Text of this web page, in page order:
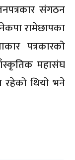
संगठन
रामेछापका
पत्रकारको
महासंघ
रहेको थियो भने